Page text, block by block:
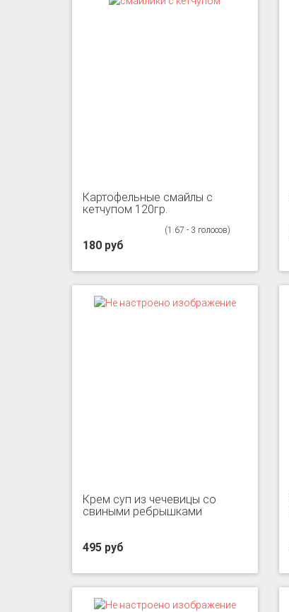
Картофельные смайлы с
кетчупом 120гр.
(1.67 - 3 голосов)
180 руб
Крем суп из чечевицы со
свиными ребрышками
495 руб